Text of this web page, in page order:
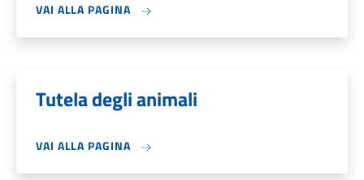
VAI ALLA PAGINA
Tutela degli animali
VAI ALLA PAGINA